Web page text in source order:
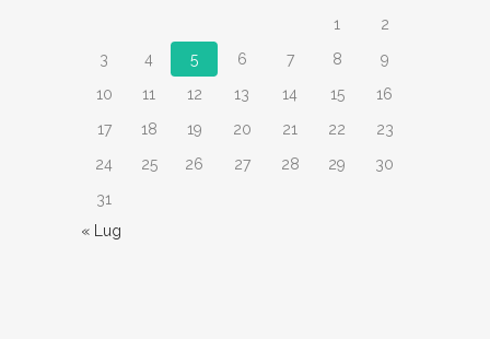
1
2
3
4 5 6 7 8
9
10
11 12 13 14 15
16
17
18 19 20 21 22
23
24
25 26 27 28 29
30
31
« Lug